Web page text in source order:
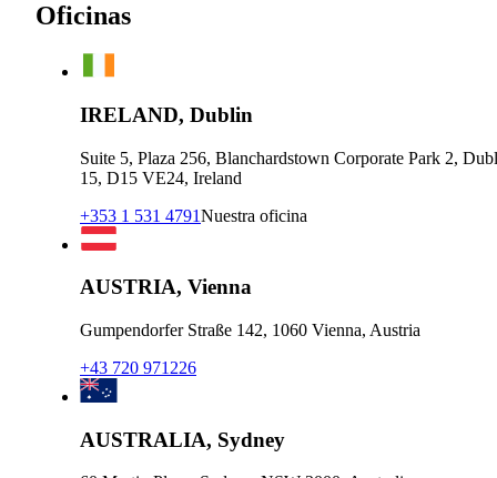
Oficinas
IRELAND, Dublin
Suite 5, Plaza 256, Blanchardstown Corporate Park 2,
15, D15 VE24, Ireland
+353 1 531 4791Nuestra oficina
AUSTRIA, Vienna
Gumpendorfer Straße 142, 1060 Vienna, Austria
+43 720 971226
AUSTRALIA, Sydney